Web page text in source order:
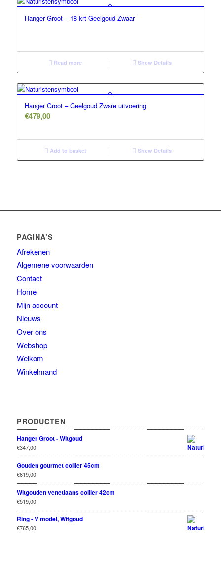
Hanger Groot – 18 krt Geelgoud Zwaar
Read more Show Details
Hanger Groot – Geelgoud Zware uitvoering
€479,00
Add to basket Show Details
PAGINA’S
Afrekenen
Algemene voorwaarden
Contact
Home
Mijn account
Nieuws
Over ons
Webshop
Welkom
Winkelmand
PRODUCTEN
Hanger Groot - Witgoud
€347,00
Gouden gourmet collier 45cm
€619,00
Witgouden venetiaans collier 42cm
€519,00
Ring - V model, Witgoud
€765,00